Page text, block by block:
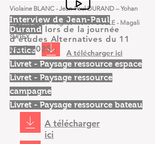
Violaine BLANC - Jean-Paul DURAND – Yohan
MESTRALLET – Agnès MUIR-POULLE - Magali
SVITEX
Notice
Livret - Paysage ressource espace
Livret - Paysage ressource
campagne
Livret - Paysage ressource bateau
A télécharger
ici
A télécharger ici
Interview de Jean-Paul
Durand
lors de la journée
d'études Alternatives du 11
avril 2025 :